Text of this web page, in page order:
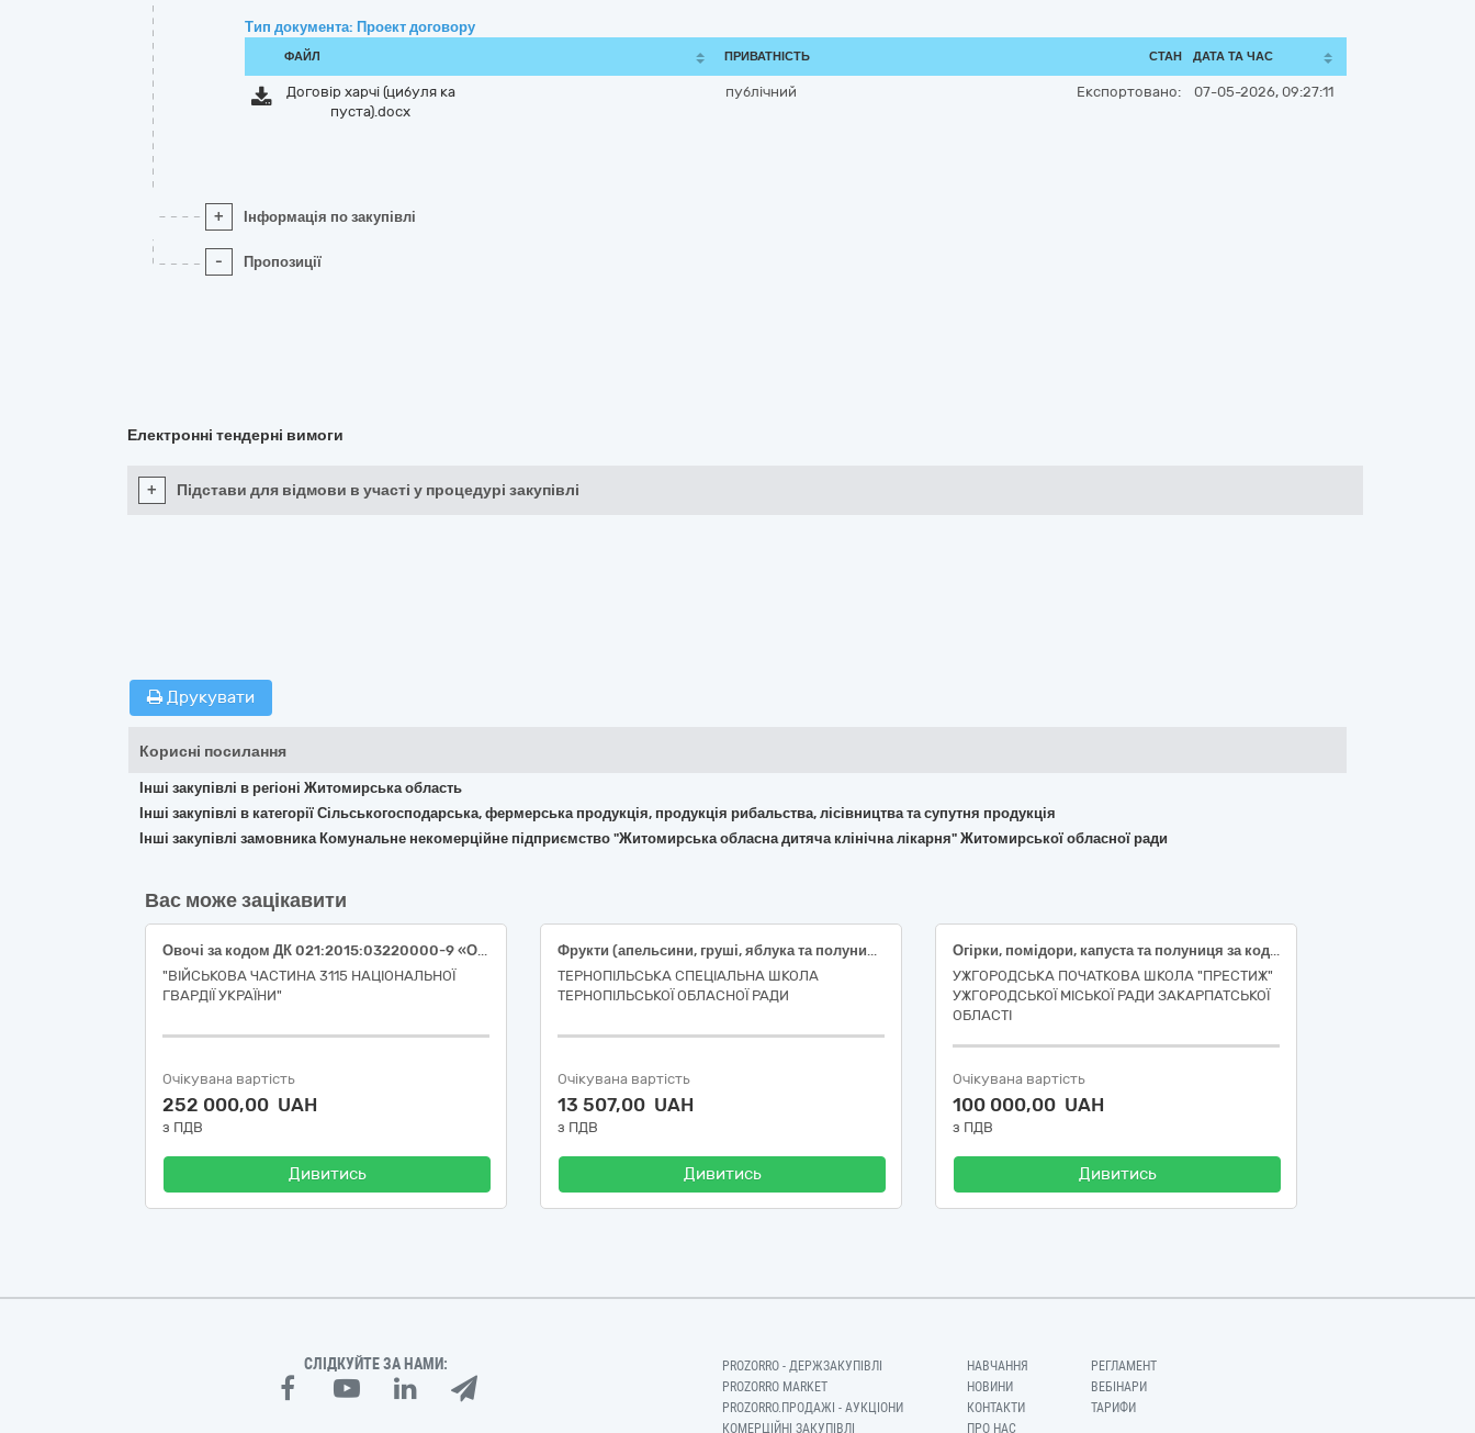
Тип документа: Проект договору
ФАЙЛ ПРИВАТНІСТЬ СТАН ДАТА ТА ЧАС
Договір харчі (цибуля ка
пуста).docx
публічний Експортовано: 07-05-2026, 09:27:11
+ Інформація по закупівлі
- Пропозиції
Електронні тендерні вимоги
+ Підстави для відмови в участі у процедурі закупівлі
Друкувати
Корисні посилання
Інші закупівлі в регіоні Житомирська область
Інші закупівлі в категорії Сільськогосподарська, фермерська продукція, продукція рибальства, лісівництва та супутня продукція
Інші закупівлі замовника Комунальне некомерційне підприємство "Житомирська обласна дитяча клінічна лікарня" Житомирської обласної ради
Вас може зацікавити
Овочі за кодом ДК 021:2015:03220000-9 «Овочі, фрукти та горіхи» огірок свіжий (ДК 021:2015:03221270-9 «Огірки»), помідор свіжий (ДК 021:2015:03221240-0 «Помідори»), перець солодкий (ДК 021:2015:03221230-7 «Перець овочевий»)
"ВІЙСЬКОВА ЧАСТИНА 3115 НАЦІОНАЛЬНОЇ
ГВАРДІЇ УКРАЇНИ"
Очікувана вартість
252 000,00 UAH
з ПДВ
Дивитись
Фрукти (апельсини, груші, яблука та полуниця)
ТЕРНОПІЛЬСЬКА СПЕЦІАЛЬНА ШКОЛА
ТЕРНОПІЛЬСЬКОЇ ОБЛАСНОЇ РАДИ
Очікувана вартість
13 507,00 UAH
з ПДВ
Дивитись
Огірки, помідори, капуста та полуниця за кодом ДК 021:2015 03220000-9 Овочі, фрукти та горіхи
УЖГОРОДСЬКА ПОЧАТКОВА ШКОЛА "ПРЕСТИЖ"
УЖГОРОДСЬКОЇ МІСЬКОЇ РАДИ ЗАКАРПАТСЬКОЇ
ОБЛАСТІ
Очікувана вартість
100 000,00 UAH
з ПДВ
Дивитись
СЛІДКУЙТЕ ЗА НАМИ:
PROZORRO - ДЕРЖЗАКУПІВЛІ
PROZORRO MARKET
PROZORRO.ПРОДАЖІ - АУКЦІОНИ
КОМЕРЦІЙНІ ЗАКУПІВЛІ
НАВЧАННЯ
НОВИНИ
КОНТАКТИ
ПРО НАС
РЕГЛАМЕНТ
ВЕБІНАРИ
ТАРИФИ